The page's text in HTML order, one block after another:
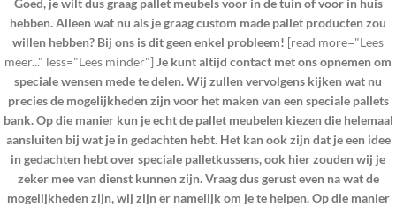
hebben. Alleen wat nu als je graag custom made pallet producten zou
willen hebben? Bij ons is dit geen enkel probleem! [read more="Lees
meer..." less="Lees minder"] Je kunt altijd contact met ons opnemen om
speciale wensen mede te delen. Wij zullen vervolgens kijken wat nu
precies de mogelijkheden zijn voor het maken van een speciale pallets
bank. Op die manier kun je echt de pallet meubelen kiezen die helemaal
aansluiten bij wat je in gedachten hebt. Het kan ook zijn dat je een idee
in gedachten hebt over speciale palletkussens, ook hier zouden wij je
zeker mee van dienst kunnen zijn. Vraag dus gerust even na wat de
mogelijkheden zijn, wij zijn er namelijk om je te helpen. Op die manier